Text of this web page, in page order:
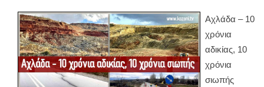
Αχλάδα – 10
χρόνια
αδικίας, 10
χρόνια
σιωπής